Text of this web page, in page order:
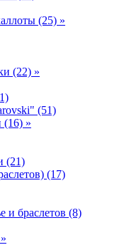
(25) »
(22) »
(51)
(16) »
(21)
(17)
и браслетов (8)